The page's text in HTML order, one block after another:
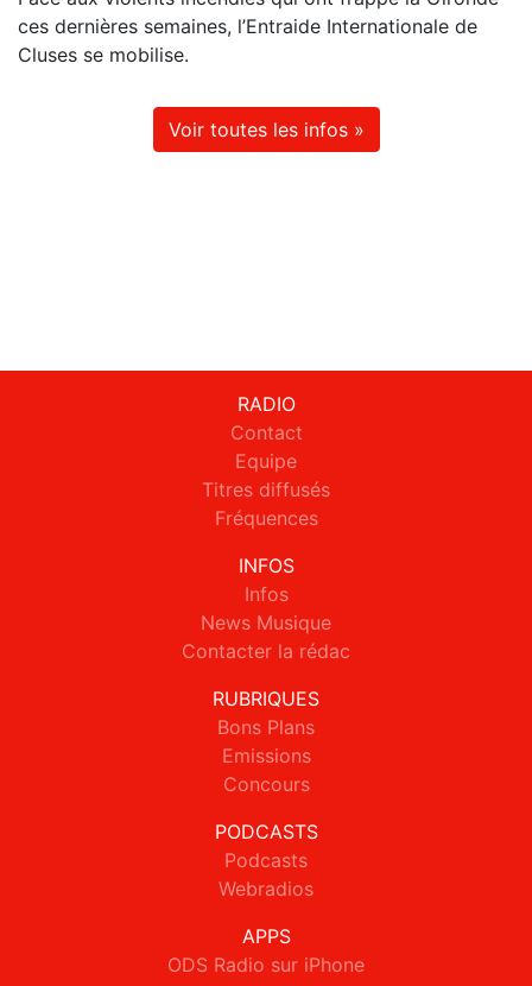
ces dernières semaines, l’Entraide Internationale de
Cluses se mobilise.
Voir toutes les infos »
RADIO
Contact
Equipe
Titres diffusés
Fréquences
INFOS
Infos
News Musique
Contacter la rédac
RUBRIQUES
Bons Plans
Emissions
Concours
PODCASTS
Podcasts
Webradios
APPS
ODS Radio sur iPhone